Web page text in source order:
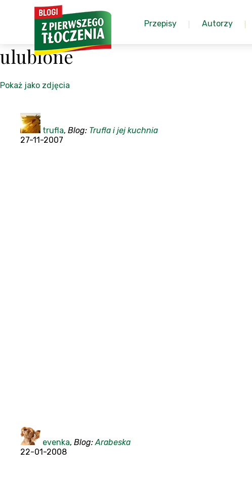
Przepisy Autorzy
ulubione
Pokaż jako zdjęcia
trufla, Blog: Trufla i jej kuchnia
27-11-2007
evenka, Blog: Arabeska
22-01-2008